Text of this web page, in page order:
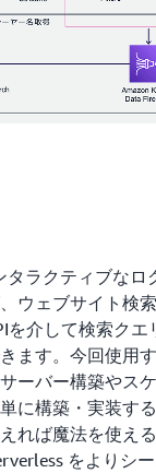
タラクティブな
ウェブサイト検
を介して検索ク
ます。今回使用
ーバー構築やス
に構築・実装す
れば魔法を使え
をよりシ